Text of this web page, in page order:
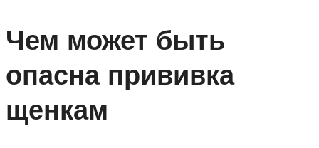
Чем может быть
опасна прививка
щенкам